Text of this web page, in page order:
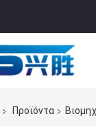
Προϊόντα